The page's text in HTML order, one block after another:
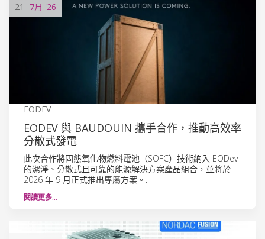
21 7月 '26
EODEV
EODEV 與 BAUDOUIN 攜手合作，推動高效率
分散式發電
此次合作將固態氧化物燃料電池（SOFC）技術納入 EODev
的潔淨、分散式且可靠的能源解決方案產品組合，並將於
2026 年 9 月正式推出專屬方案。.
閱讀更多…